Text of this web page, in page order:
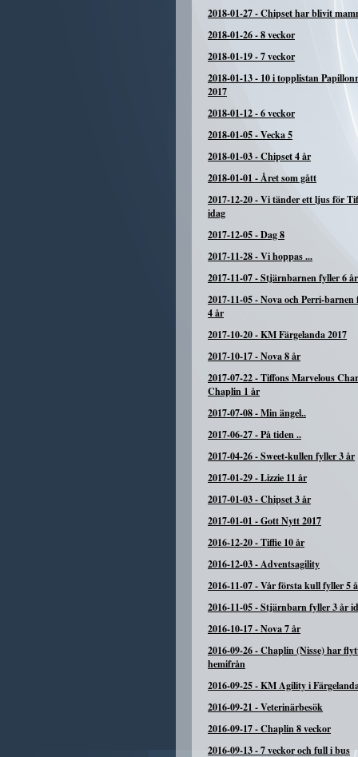
2018-01-27-Chipset har blivit
2018-01-26-8 veckor
2018-01-19-7 veckor
2018-01-13- 10 i topplistan
2017
2018-01-12-6 veckor
2018-01-05-Vecka 5
2018-01-03-Chipset 4 år
2018-01-01 -Året som gått
2017-12-20-Vi tänder ett ljus för
idag
2017-12-05-Dag 8
2017-11-28-Vi hoppas ...
2017-11-07-Stjärnbarnen fyller 6 år
2017-11-05-Nova och Perri-barnen
4 år
2017-10-20-KM Färgelanda 2017
2017-10-17-Nova 8 år
2017-07-22-Tiffons Marvelous
Chaplin 1 år
2017-07-08-Min ängel..
2017-06-27-På tiden ..
2017-04-26-Sweet-kullen fyller 3 år
2017-01-29-Lizzie 11 år
2017-01-03-Chipset 3 år
2017-01-01 -Gott Nytt 2017
2016-12-20-Tiffie 10 år
2016-12-03-Adventsagility
2016-11-07-Vår första kull fyller 5
2016-11-05-Stjärnbarn fyller 3 år
2016-10-17-Nova 7 år
2016-09-26-Chaplin (Nisse) har
hemifrån
2016-09-25-KM Agility i
2016-09-21 -Veterinärbesök
2016-09-17-Chaplin 8 veckor
2016-09-13-7 veckor och full i bus